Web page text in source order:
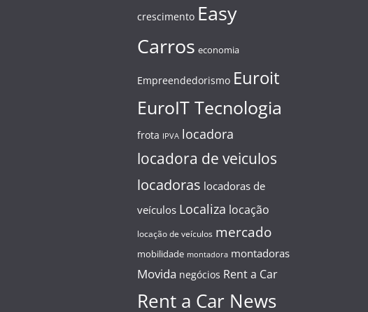
crescimento Easy
Carros economia
Empreendedorismo Euroit
EuroIT Tecnologia
frota IPVA locadora
locadora de veiculos
locadoras locadoras de
veículos Localiza locação
locação de veículos mercado
mobilidade montadora montadoras
Movida negócios Rent a Car
Rent a Car News